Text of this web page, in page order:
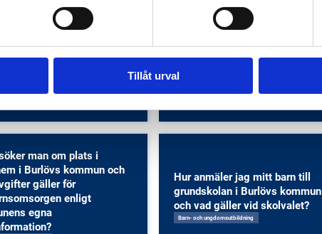
Tillåt urval
jag i kontakt med
i Burlövs kommun?
Hur gör jag en orosanmälan i
Burlövs kommun?
Socialtjänst
man om plats i
i Burlövs kommun och
gäller för
enligt
egna
Hur anmäler jag mitt barn till
grundskolan i Burlövs kommun
och vad gäller vid skolvalet?
Barn- och ungdomsutbildning